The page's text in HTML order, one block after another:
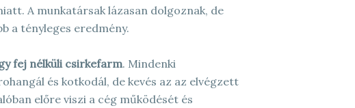
A munkatársak lázasan dolgoznak, de
a tényleges eredmény.
fej nélküli csirkefarm. Mindenki
és kotkodál, de kevés az az elvégzett
előre viszi a cég működését és